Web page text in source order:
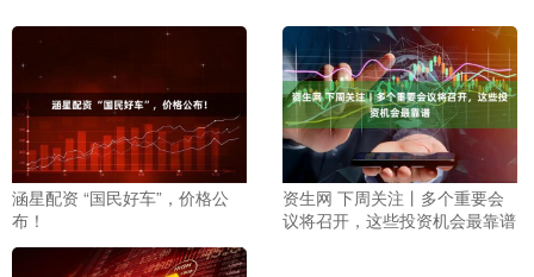
涵星配资 “国民好车”，价格公
布！
资生网 下周关注丨多个重要会
议将召开，这些投资机会最靠谱